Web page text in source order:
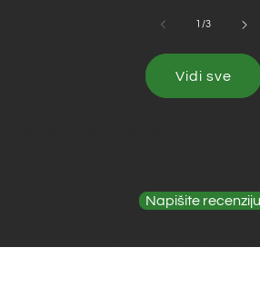
1 /od
3
Vidi sve
Napišite recenziju